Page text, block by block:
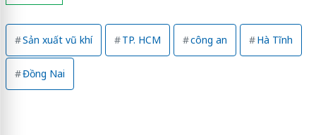
Sản xuất vũ khí TP. HCM công an Hà Tĩnh
Đồng Nai